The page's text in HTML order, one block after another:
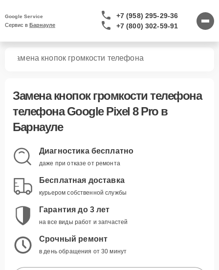
Google Service
Сервис в Барнауле
+7 (958) 295-29-36
+7 (800) 302-59-91
Замена кнопок громкости телефона
Замена кнопок громкости телефона
телефона Google Pixel 8 Pro в
Барнауле
Диагностика бесплатно
даже при отказе от ремонта
Бесплатная доставка
курьером собственной службы
Гарантия до 3 лет
на все виды работ и запчастей
Срочный ремонт
в день обращения от 30 минут